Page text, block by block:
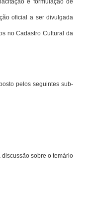
oficial a ser divulgada
no Cadastro Cultural da
pelos seguintes sub-
sobre o temário